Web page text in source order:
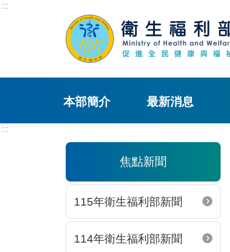
:::
本部簡介 最新消息
:::
焦點新聞
115年衛生福利部新聞
114年衛生福利部新聞